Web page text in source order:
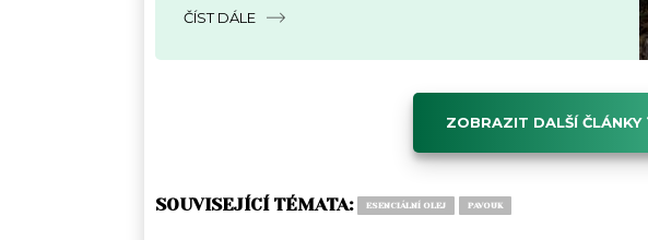
ČÍST DÁLE
ZOBRAZIT DALŠÍ ČLÁNKY
SOUVISEJÍCÍ TÉMATA: ESENCIÁLNÍ OLEJ PAVOUK